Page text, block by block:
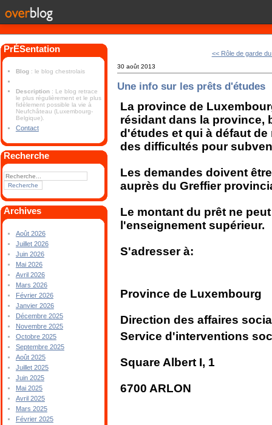
PrÉSentation
Blog : le blog chestrolais
Description : Le blog retrace
le plus régulièrement et le plus
fidèlement possible la vie à
Neufchâteau (Luxembourg-
Belgique).
Contact
Recherche
Archives
Août 2026
Juillet 2026
Juin 2026
Mai 2026
Avril 2026
Mars 2026
Février 2026
Janvier 2026
Décembre 2025
Novembre 2025
Octobre 2025
Septembre 2025
Août 2025
Juillet 2025
Juin 2025
Mai 2025
Avril 2025
Mars 2025
Février 2025
<< Rôle de garde
30 août 2013
Une info sur les prêts d'études
La province de
résidant dans la province,
d'études et qui à défaut
des difficultés pour
Les demandes doivent
auprès du Greffier
Le montant du prêt ne
l'enseignement supérieur.
S'adresser à:
Province de Luxembourg
Direction des affaires
Service d'interventions
Square Albert I, 1
6700 ARLON